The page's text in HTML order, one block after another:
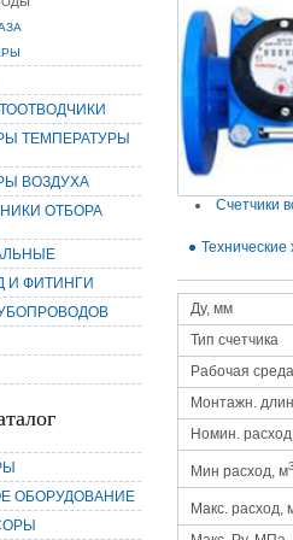
ТЕМПЕРАТУРЫ
ВОЗДУХА
ОТБОРА
И ФИТИНГИ
ОБОРУДОВАНИЕ
Счетчики
Технические
Ду, мм
Тип счетчика
Рабочая среда
Монтажн.
Номин.
Мин расход, м3
Макс. расход,